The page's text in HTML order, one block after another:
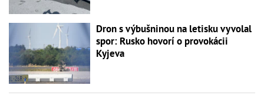
Dron s výbušninou na letisku vyvolal
spor: Rusko hovorí o provokácii
Kyjeva